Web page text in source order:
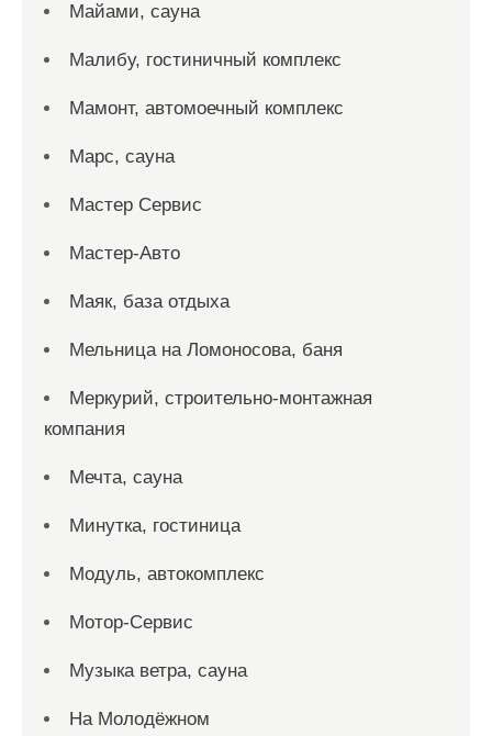
Майами, сауна
Малибу, гостиничный комплекс
Мамонт, автомоечный комплекс
Марс, сауна
Мастер Сервис
Мастер-Авто
Маяк, база отдыха
Мельница на Ломоносова, баня
Меркурий, строительно-монтажная
компания
Мечта, сауна
Минутка, гостиница
Модуль, автокомплекс
Мотор-Сервис
Музыка ветра, сауна
На Молодёжном